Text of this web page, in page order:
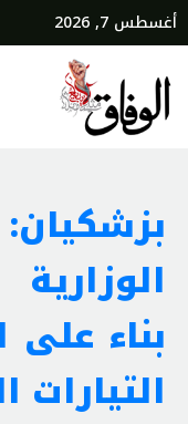
أغسطس 7, 2026
بناء